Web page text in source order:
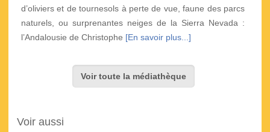
d’oliviers et de tournesols à perte de vue, faune des parcs
naturels, ou surprenantes neiges de la Sierra Nevada :
l’Andalousie de Christophe [En savoir plus...]
Voir toute la médiathèque
Voir aussi